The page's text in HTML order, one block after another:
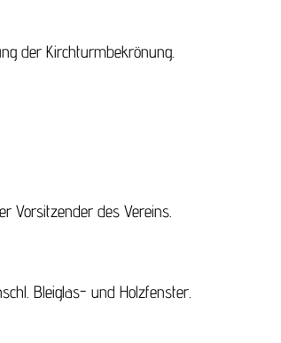
der Kirchturmbekrönung.
Vorsitzender des Vereins.
Bleiglas- und Holzfenster.